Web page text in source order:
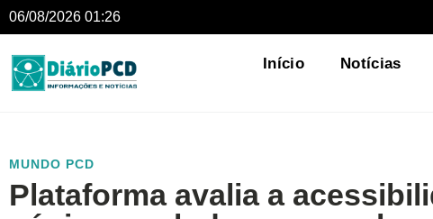
06/08/2026 01:26
Início Notícias
MUNDO PCD
Plataforma avalia a